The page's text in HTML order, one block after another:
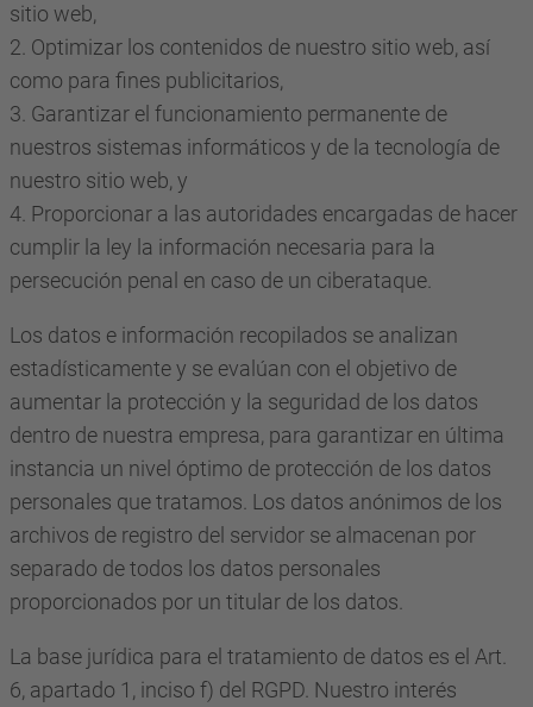
sitio web,
2. Optimizar los contenidos de nuestro sitio web, así
como para fines publicitarios,
3. Garantizar el funcionamiento permanente de
nuestros sistemas informáticos y de la tecnología de
nuestro sitio web, y
4. Proporcionar a las autoridades encargadas de hacer
cumplir la ley la información necesaria para la
persecución penal en caso de un ciberataque.
Los datos e información recopilados se analizan
estadísticamente y se evalúan con el objetivo de
aumentar la protección y la seguridad de los datos
dentro de nuestra empresa, para garantizar en última
instancia un nivel óptimo de protección de los datos
personales que tratamos. Los datos anónimos de los
archivos de registro del servidor se almacenan por
separado de todos los datos personales
proporcionados por un titular de los datos.
La base jurídica para el tratamiento de datos es el Art.
6, apartado 1, inciso f) del RGPD. Nuestro interés